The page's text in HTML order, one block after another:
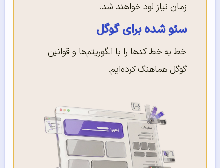
زمان نیاز لود خواهند شد.
سئو شده برای گوگل
خط به خط کدها را با الگوریتم‌ها و قوانین
گوگل هماهنگ کرده‌ایم.